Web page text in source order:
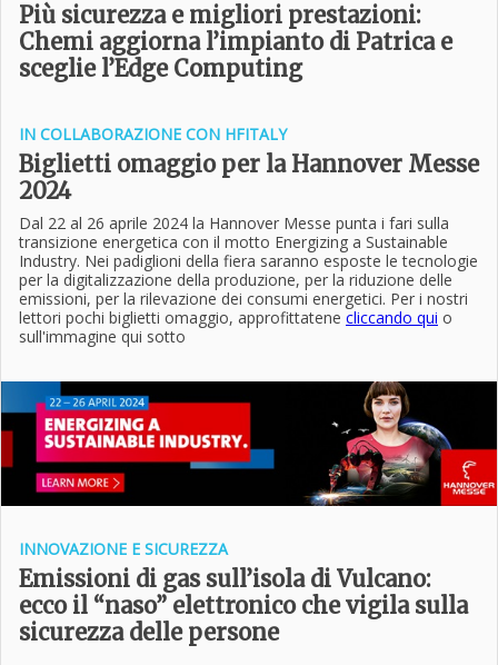
Più sicurezza e migliori prestazioni:
Chemi aggiorna l’impianto di Patrica e
sceglie l’Edge Computing
IN COLLABORAZIONE CON HFITALY
Biglietti omaggio per la Hannover Messe
2024
Dal 22 al 26 aprile 2024 la Hannover Messe punta i fari sulla
transizione energetica con il motto Energizing a Sustainable
Industry. Nei padiglioni della fiera saranno esposte le tecnologie
per la digitalizzazione della produzione, per la riduzione delle
emissioni, per la rilevazione dei consumi energetici. Per i nostri
lettori pochi biglietti omaggio, approfittatene cliccando qui o
sull'immagine qui sotto
INNOVAZIONE E SICUREZZA
Emissioni di gas sull’isola di Vulcano:
ecco il “naso” elettronico che vigila sulla
sicurezza delle persone